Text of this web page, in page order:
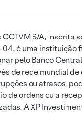
S/A, inscrita
é uma instituição
pelo Banco
de rede mundial
ou atrasos,
de ordens ou a
A XP